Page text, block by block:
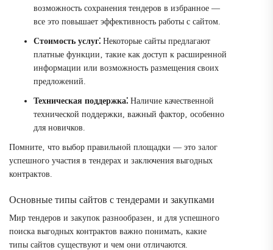
возможность сохранения тендеров в избранное —
все это повышает эффективность работы с сайтом.
Стоимость услуг⁚ Некоторые сайты предлагают
платные функции‚ такие как доступ к расширенной
информации или возможность размещения своих
предложений.
Техническая поддержка⁚ Наличие качественной
технической поддержки, важный фактор‚ особенно
для новичков.
Помните‚ что выбор правильной площадки — это залог
успешного участия в тендерах и заключения выгодных
контрактов.
Основные типы сайтов с тендерами и закупками
Мир тендеров и закупок разнообразен‚ и для успешного
поиска выгодных контрактов важно понимать‚ какие
типы сайтов существуют и чем они отличаются.